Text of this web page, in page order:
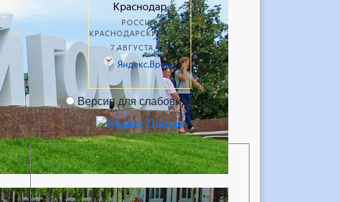
Версия для слабовидящих